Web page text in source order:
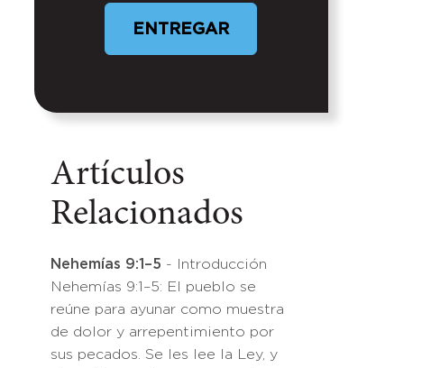
ENTREGAR
Artículos
Relacionados
Nehemías 9:1–5 - Introducción
Nehemías 9:1–5: El pueblo se
reúne para ayunar como muestra
de dolor y arrepentimiento por
sus pecados. Se les lee la Ley, y